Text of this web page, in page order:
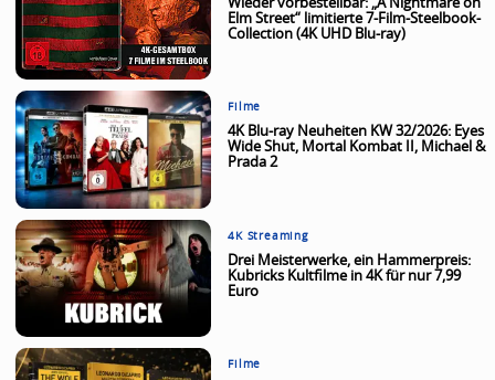
Wieder vorbestellbar: „A Nightmare on
Elm Street“ limitierte 7-Film-Steelbook-
Collection (4K UHD Blu-ray)
Filme
4K Blu-ray Neuheiten KW 32/2026: Eyes
Wide Shut, Mortal Kombat II, Michael &
Prada 2
4K Streaming
Drei Meisterwerke, ein Hammerpreis:
Kubricks Kultfilme in 4K für nur 7,99
Euro
Filme